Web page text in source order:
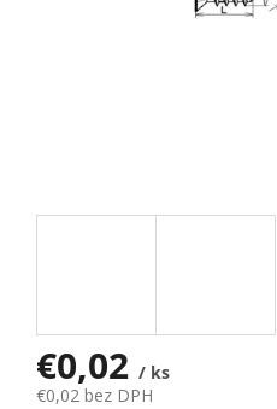
€0,02 / ks
€0,02 bez DPH